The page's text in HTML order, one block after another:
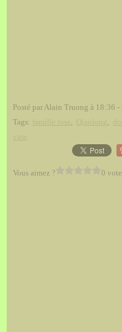
Posté par Alain Truong à 18:36 -
Tags:
, ,
Vous aimez ? 0 vote